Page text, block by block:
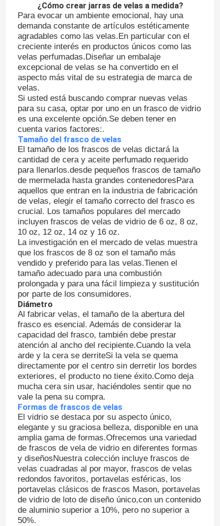
¿Cómo crear jarras de velas a medida?
Para evocar un ambiente emocional, hay una
demanda constante de artículos estéticamente
agradables como las velas.En particular con el
creciente interés en productos únicos como las
velas perfumadas.Diseñar un embalaje
excepcional de velas se ha convertido en el
aspecto más vital de su estrategia de marca de
velas.
Si usted está buscando comprar nuevas velas
para su casa, optar por uno en un frasco de vidrio
es una excelente opción.Se deben tener en
cuenta varios factores:.
Tamaño del frasco de velas
El tamaño de los frascos de velas dictará la
cantidad de cera y aceite perfumado requerido
para llenarlos.desde pequeños frascos de tamaño
de mermelada hasta grandes contenedoresPara
aquellos que entran en la industria de fabricación
de velas, elegir el tamaño correcto del frasco es
crucial. Los tamaños populares del mercado
incluyen frascos de velas de vidrio de 6 oz, 8 oz,
10 oz, 12 oz, 14 oz y 16 oz.
La investigación en el mercado de velas muestra
que los frascos de 8 oz son el tamaño más
vendido y preferido para las velas.Tienen el
tamaño adecuado para una combustión
prolongada y para una fácil limpieza y sustitución
por parte de los consumidores.
Diámetro
Al fabricar velas, el tamaño de la abertura del
frasco es esencial. Además de considerar la
capacidad del frasco, también debe prestar
atención al ancho del recipiente.Cuando la vela
arde y la cera se derriteSi la vela se quema
directamente por el centro sin derretir los bordes
exteriores, el producto no tiene éxito.Como deja
mucha cera sin usar, haciéndoles sentir que no
vale la pena su compra.
Formas de frascos de velas
El vidrio se destaca por su aspecto único,
elegante y su graciosa belleza, disponible en una
amplia gama de formas.Ofrecemos una variedad
de frascos de vela de vidrio en diferentes formas
y diseñosNuestra colección incluye frascos de
velas cuadradas al por mayor, frascos de velas
redondos favoritos, portavelas esféricas, los
portavelas clásicos de frascos Mason, portavelas
de vidrio de loto de diseño único,con un contenido
de aluminio superior a 10%, pero no superior a
50%.